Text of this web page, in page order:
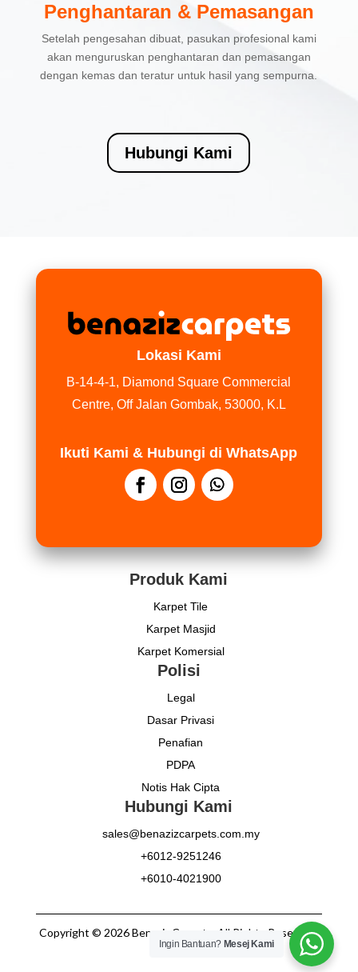
Penghantaran & Pemasangan
Setelah pengesahan dibuat, pasukan profesional kami
akan menguruskan penghantaran dan pemasangan
dengan kemas dan teratur untuk hasil yang sempurna.
Hubungi Kami
Lokasi Kami
B-14-4-1, Diamond Square Commercial
Centre, Off Jalan Gombak, 53000, K.L
Ikuti Kami & Hubungi di WhatsApp
Produk Kami
Karpet Tile
Karpet Masjid
Karpet Komersial
Polisi
Legal
Dasar Privasi
Penafian
PDPA
Notis Hak Cipta
Hubungi Kami
sales@benazizcarpets.com.my
+6012-9251246
+6010-4021900
Copyright © 2026 Benaziz Carpets. All Rights Reserved.
Ingin Bantuan? Mesej Kami